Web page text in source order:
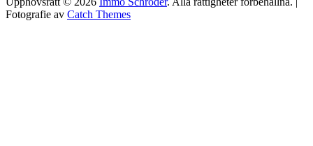
Fotografie av Catch Themes